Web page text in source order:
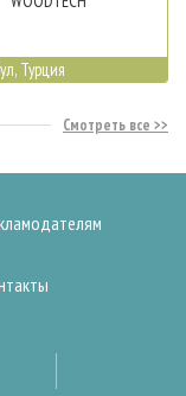
Турция
Смотреть все